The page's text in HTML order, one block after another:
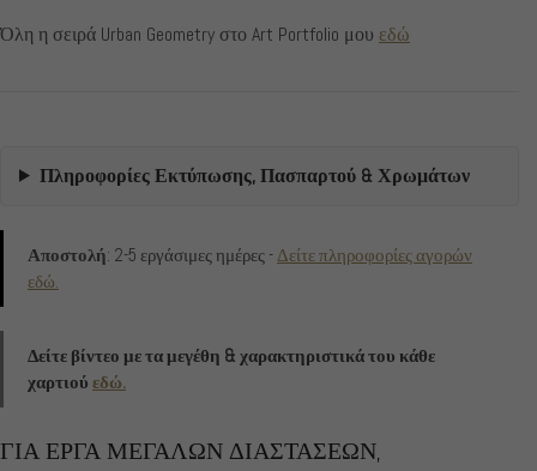
Όλη η σειρά Urban Geometry στο Art Portfolio μου εδώ
Πληροφορίες Εκτύπωσης, Πασπαρτού & Χρωμάτων
Αποστολή: 2-5 εργάσιμες ημέρες - Δείτε πληροφορίες αγορών
εδώ.
Δείτε βίντεο με τα μεγέθη & χαρακτηριστικά του κάθε
χαρτιού εδώ.
ΓΙΑ ΕΡΓΑ ΜΕΓΑΛΩΝ ΔΙΑΣΤΑΣΕΩΝ,